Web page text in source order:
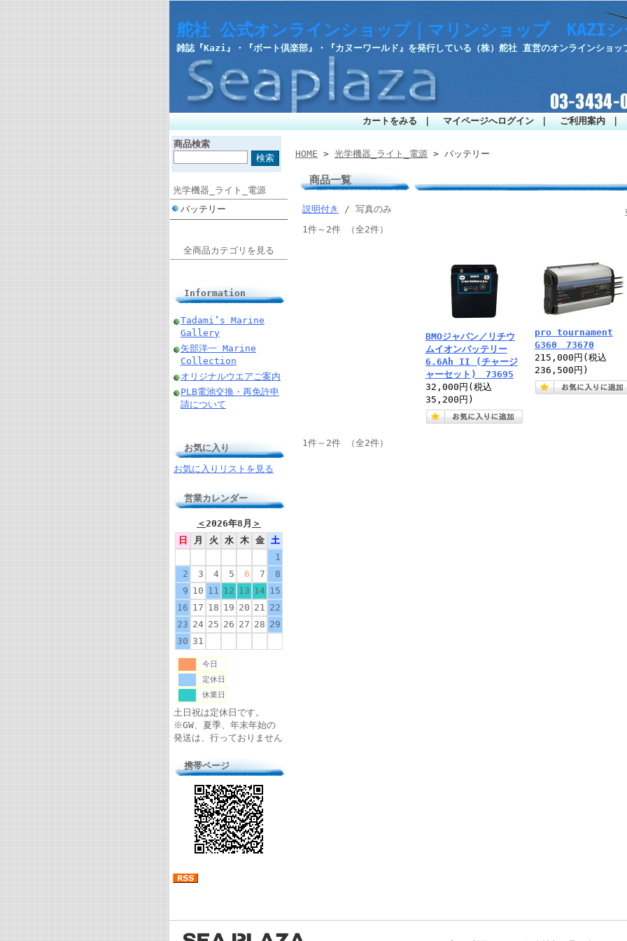
舵社 公式オンラインショップ｜マリンショップ KAZIシ
雑誌『Kazi』・『ボート倶楽部』・『カヌーワールド』を発行している（株）舵社 直営のオンラインショッ
カートをみる マイページへログイン ご利用案内
商品検索
光学機器_ライト_電源
バッテリー
全商品カテゴリを見る
Information
Tadami’s Marine
Gallery
矢部洋一 Marine
Collection
オリジナルウエアご案内
PLB電池交換・再免許申
請について
お気に入り
お気に入りリストを見る
営業カレンダー
＜ 2026年8月 ＞
日
月 火 水 木 金
土
1
2
3 4 5 6 7
8
9 10 11 12 13 14 15
16 17 18 19 20 21
22
23 24 25 26 27 28 29
30 31
今日
定休日
休業日
土日祝は定休日です。
※GW、夏季、年末年始の
発送は、行っておりません
携帯ページ
HOME > 光学機器_ライト_電源 > バッテリー
商品一覧
説明付き
/ 写真のみ
1件～2件 （全2件）
BMOジャパン／リチウ
ムイオンバッテリー
6.6Ah II (チャージ
ャーセット) 73695
32,000円 (税込
35,200円)
pro tournament
G360 73670
215,000円 (税込
236,500円)
1件～2件 （全2件）